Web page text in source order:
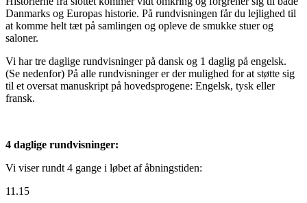
Danmarks og Europas historie. På rundvisningen får du lejlighed til
at komme helt tæt på samlingen og opleve de smukke stuer og
saloner.
Vi har tre daglige rundvisninger på dansk og 1 daglig på engelsk.
(Se nedenfor) På alle rundvisninger er der mulighed for at støtte sig
til et oversat manuskript på hovedsprogene: Engelsk, tysk eller
fransk.
4 daglige rundvisninger:
Vi viser rundt 4 gange i løbet af åbningstiden:
11.15